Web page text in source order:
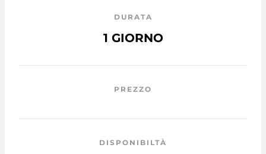
DURATA
1 GIORNO
PREZZO
DISPONIBILTÀ